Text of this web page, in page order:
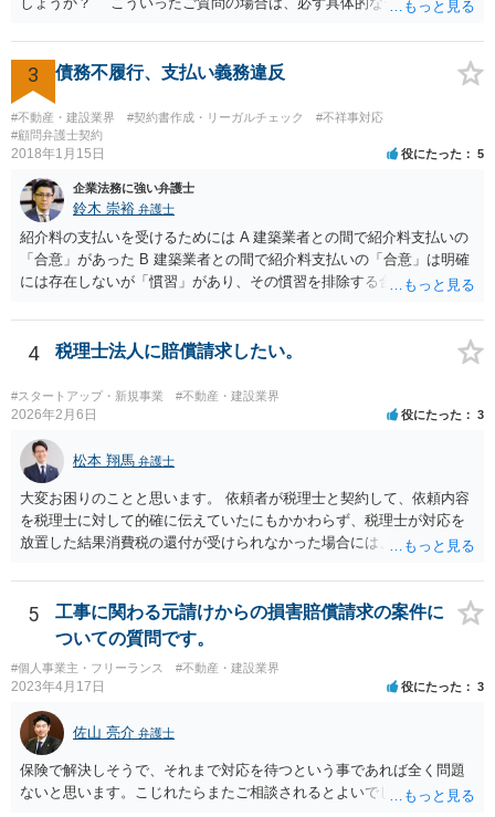
には、ご質問のような懸念を払しょくするために、 「甲及び乙は，本
示談書に記載するもののほか，甲と乙の間には何らの債権債務が存し
ないことを相互に確認する。」 という清算条項を入れることが一般的
です。 以上に加え、「本件については，当事者協議の結果，上記示
談条件のとおり示談が成立したので，今後本件の上記示談内容に関し
てはどんな事情が生じても双方共裁判上又は裁判外においても一切異
議，請求の申立をしないことを誓約する。」という条項を入れること
がありますが、この条項は一つのプレッシャーのようなもので、現実
には今後一切裁判を起こす権利を放棄する、という合意はできません
し、予測できない後発的損害については示談後であっても請求できる
ので、上記の清算条項のみの場合がほとんどです。
3 債務不履行、支払い義務違反
#不動産・建設業界 #契約書作成・リーガルチェック
#不祥事対応
#顧問弁護士契約
2018年1月15日 役にたった 5
企業法務に強い弁護士
鈴木 崇裕 弁護士
紹介料の支払いを受けるためには A 建築業者との間で紹介料支払いの
「合意」があった B 建築業者との間で紹介料支払いの「合意」は明確
には存在しないが「慣習」があり、その慣習を排除する合意がない と
っとも、裁判所は「慣習」を容易には認めませんから、Aの主張に重き
をおくほうがよろしいと思います。 Aの主張で重要になるのは、例え
ば ・相手方建築業者が「当初払う」と言っていた事実、経緯、内容 ・
貴社が相手方建築業者に対して紹介料支払いを求めた事実 、経緯、内
容 ・相手方建築業者が過去に紹介料を支払った事実 ・相手方建築業者
が施主に対して紹介料支払いを前提とする言動をしていたかどうか な
どです（これに限られません。）。 弁護士に相談のうえ、詳細な事実
関係を説明して見通しを立て、相手方建築業者に対する請求を行なっ
ていくことになると思います。
4 税理士法人に賠償請求したい。
#スタートアップ・新規事業 #不動産・建設業界
2026年2月6日 役にたった 3
松本 翔馬 弁護士
大変お困りのことと思います。 依頼者が税理士と契約して、依頼内容
を税理士に対して的確に伝えていたにもかかわらず、税理士が対応を
放置した結果消費税の還付が受けられなかった場合には、賠償請求で
あるか否かという問題 ②税理士本人が税務業務をしていなかったとい
う税理士職務の妥当性の問題 ③クライアントが誤って簡易課税届出書
を提出していたところ、税理士が課税方式の確認をしなかった問題 と
いう課題があります。 ①については、 税理士が責任を持つのは契約に
明記された委任事務に限定されるのが原則です。 サービスとして委任
事務外の税務相談に応じた結果、その責任を負う場合もゼロではあり
ませんが、責任追及するハードルはかなり上がります。 ②について
は、 実際上、税理士事務所では事務員が顧客対応することが多いと聞
きます。 そのため、メールに税理士が参加していないことや直接面談
していないことをもって賠償請求の理由とすることは現実問題として
は難しい可能性があります。 ③については、 税理士が、契約上の委任
5
工事に関わる元請けからの損害賠償請求の案件に
ついての質問です。
#個人事業主・フリーランス #不動産・建設業界
2023年4月17日 役にたった 3
佐山 亮介 弁護士
保険で解決しそうで、それまで対応を待つという事であれば全く問題
ないと思います。こじれたらまたご相談されるとよいでしょう。